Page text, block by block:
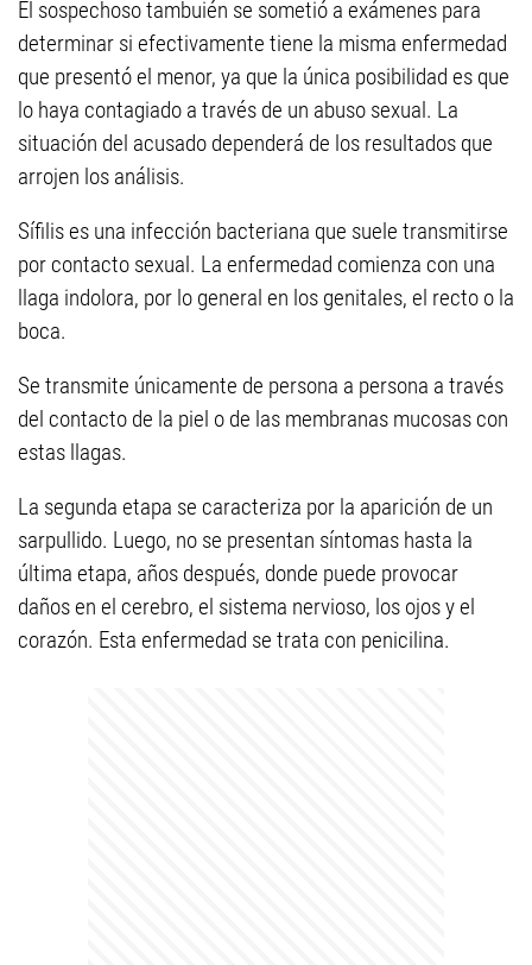
El sospechoso tambuién se sometió a exámenes para
determinar si efectivamente tiene la misma enfermedad
que presentó el menor, ya que la única posibilidad es que
lo haya contagiado a través de un abuso sexual. La
situación del acusado dependerá de los resultados que
arrojen los análisis.
Sífilis es una infección bacteriana que suele transmitirse
por contacto sexual. La enfermedad comienza con una
llaga indolora, por lo general en los genitales, el recto o la
boca.
Se transmite únicamente de persona a persona a través
del contacto de la piel o de las membranas mucosas con
estas llagas.
La segunda etapa se caracteriza por la aparición de un
sarpullido. Luego, no se presentan síntomas hasta la
última etapa, años después, donde puede provocar
daños en el cerebro, el sistema nervioso, los ojos y el
corazón. Esta enfermedad se trata con penicilina.